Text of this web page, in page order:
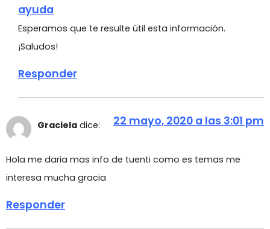
ayuda
Esperamos que te resulte útil esta información.
¡Saludos!
Responder
Graciela dice: 22 mayo, 2020 a las 3:01 pm
Hola me daria mas info de tuenti como es temas me
interesa mucha gracia
Responder